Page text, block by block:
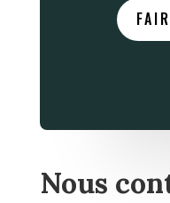
Nous